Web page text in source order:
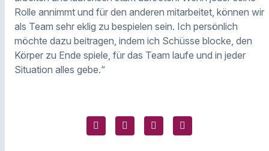
Rolle annimmt und für den anderen mitarbeitet, können wir
als Team sehr eklig zu bespielen sein. Ich persönlich
möchte dazu beitragen, indem ich Schüsse blocke, den
Körper zu Ende spiele, für das Team laufe und in jeder
Situation alles gebe.“